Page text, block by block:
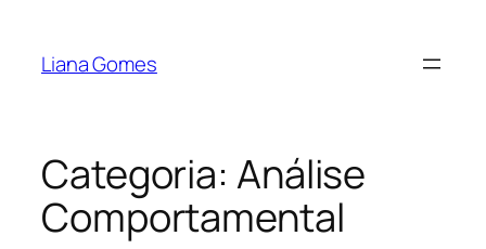
Liana Gomes
Categoria: Análise
Comportamental